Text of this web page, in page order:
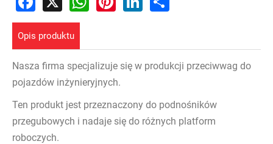
Facebook
X WhatsAppPinterestLinkedInShare
Opis produktu
Nasza firma specjalizuje się w produkcji przeciwwag do
pojazdów inżynieryjnych.
Ten produkt jest przeznaczony do podnośników
przegubowych i nadaje się do różnych platform
roboczych.